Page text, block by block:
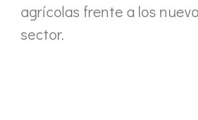
agrícolas frente a los
sector.